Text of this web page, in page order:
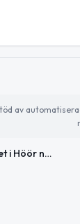
av
Rekordfall — Elpriset i Höör når veckans lägsta imorgon